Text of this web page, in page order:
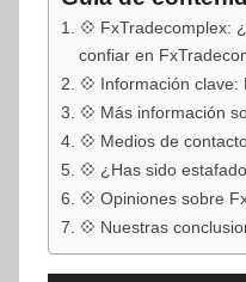
💠 FxTradecomplex:
confiar en
💠 Información clave:
💠 Más información
💠 Medios de
💠 ¿Has sido
💠 Opiniones sobre
💠 Nuestras